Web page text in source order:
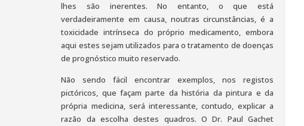
lhes são inerentes. No entanto, o que está
verdadeiramente em causa, noutras circunstâncias, é a
toxicidade intrínseca do próprio medicamento, embora
aqui estes sejam utilizados para o tratamento de doenças
de prognóstico muito reservado.
Não sendo fácil encontrar exemplos, nos registos
pictóricos, que façam parte da história da pintura e da
própria medicina, será interessante, contudo, explicar a
razão da escolha destes quadros. O Dr. Paul Gachet